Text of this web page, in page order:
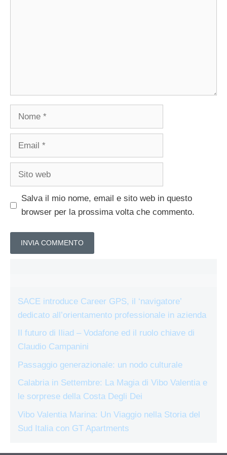
Nome
Email
Sito
Salva il mio nome, email e sito web in questo
browser per la prossima volta che commento.
SACE introduce Career GPS, il ‘navigatore’
dedicato all’orientamento professionale in azienda
Il futuro di Iliad – Vodafone ed il ruolo chiave di
Claudio Campanini
Passaggio generazionale: un nodo culturale
Calabria in Settembre: La Magia di Vibo Valentia e
le sorprese della Costa Degli Dei
Vibo Valentia Marina: Un Viaggio nella Storia del
Sud Italia con GT Apartments